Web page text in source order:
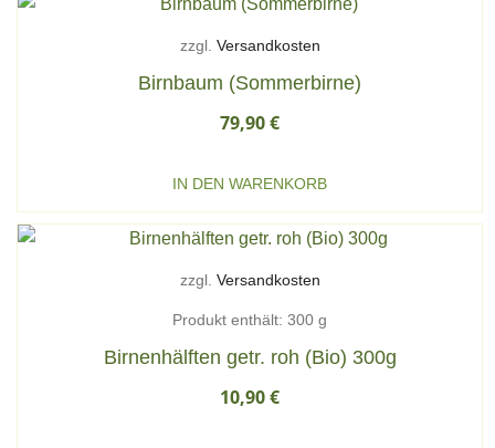
zzgl. Versandkosten
Birnbaum (Sommerbirne)
79,90€
IN DEN WARENKORB
zzgl. Versandkosten
Produkt enthält: 300 g
Birnenhälften getr. roh (Bio) 300g
10,90€